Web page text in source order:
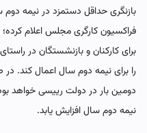
بازنگری حداقل دستمزد در نیمه
فراکسیون کارگری مجلس اعلام
را برای نیمه دوم سال اعمال کند.
دومین بار در دولت رییسی خواهد
نیمه دوم سال افزایش یابد.